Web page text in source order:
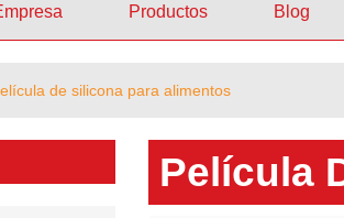
Productos Blog
de silicona para alimentos
Película